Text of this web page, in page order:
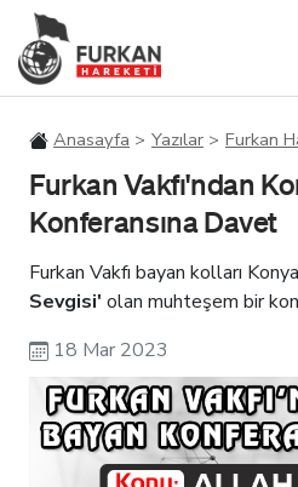
Anasayfa Yazılar Furkan
Furkan Vakfı'ndan
Konferansına Davet
Furkan Vakfı bayan kolları
Sevgisi' olan muhteşem bir
18 Mar 2023